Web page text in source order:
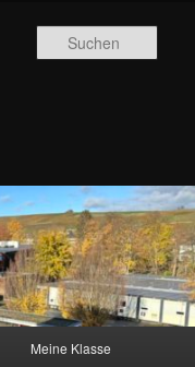
Meine Klasse